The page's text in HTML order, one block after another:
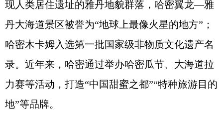
现人类居住遗址的雅丹地貌群落，哈密翼龙—雅
丹大海道景区被誉为“地球上最像火星的地方”；
哈密木卡姆入选第一批国家级非物质文化遗产名
录。近年来，哈密通过举办哈密瓜节、大海道拉
力赛等活动，打造“中国甜蜜之都”“特种旅游目的
地”等品牌。